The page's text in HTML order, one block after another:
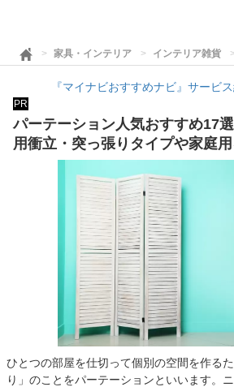
家具・インテリア インテリア雑貨
『マイナビおすすめナビ』サービ
PR
パーテーション人気おすすめ17
用衝立・突っ張りタイプや家庭
ひとつの部屋を仕切って個別の空間を作る
り」のことをパーテーションといいます。